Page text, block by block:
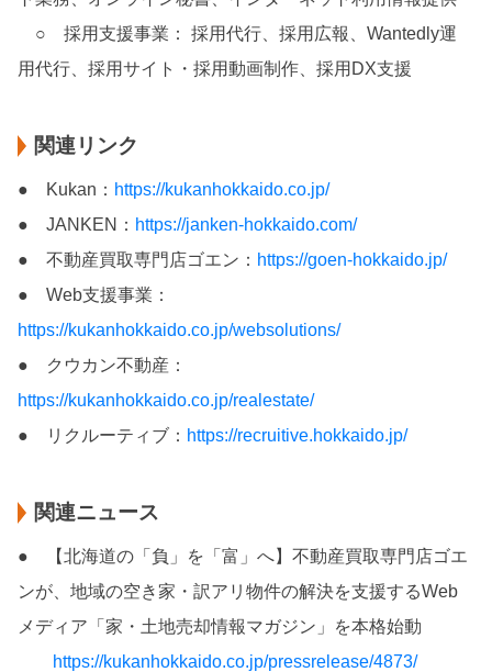
○ 採用支援事業： 採用代行、採用広報、Wantedly運
用代行、採用サイト・採用動画制作、採用DX支援
関連リンク
● Kukan： https://kukanhokkaido.co.jp/
● JANKEN： https://janken-hokkaido.com/
● 不動産買取専門店ゴエン： https://goen-hokkaido.jp/
● Web支援事業：
https://kukanhokkaido.co.jp/websolutions/
● クウカン不動産：
https://kukanhokkaido.co.jp/realestate/
● リクルーティブ： https://recruitive.hokkaido.jp/
関連ニュース
● 【北海道の「負」を「富」へ】不動産買取専門店ゴエ
ンが、地域の空き家・訳アリ物件の解決を支援するWeb
メディア「家・土地売却情報マガジン」を本格始動
https://kukanhokkaido.co.jp/pressrelease/4873/